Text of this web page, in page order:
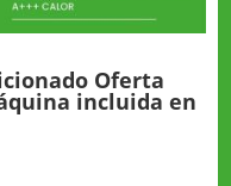
Oferta
incluida en